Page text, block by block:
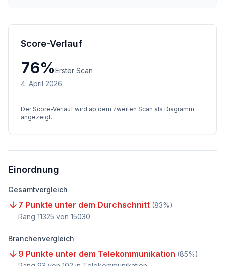
Score-Verlauf
76%Erster Scan
4. April 2026
Der Score-Verlauf wird ab dem zweiten Scan als Diagramm
angezeigt.
Einordnung
Gesamtvergleich
7 Punkte unter dem Durchschnitt (83%)
Rang 11325 von 15030
Branchenvergleich
9 Punkte unter dem Telekommunikation (85%)